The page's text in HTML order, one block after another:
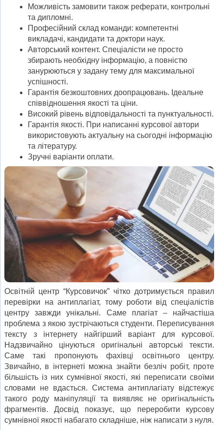
Можливість замовити також реферати, контрольні
та дипломні.
Професійний склад команди: компетентні
викладачі, кандидати та доктори наук.
Авторський контент. Спеціалісти не просто
збирають необхідну інформацію, а повністю
занурюються у задану тему для максимальної
успішності.
Гарантія безкоштовних доопрацювань. Ідеальне
співвідношення якості та ціни.
Високий рівень відповідальності та пунктуальності.
Гарантія якості. При написанні курсової автори
використовують актуальну на сьогодні інформацію
та літературу.
Зручні варіанти оплати.
Освітній центр “Курсовичок” чітко дотримується правил
перевірки на антиплагіат, тому роботи від спеціалістів
центру завжди унікальні. Саме плагіат – найчастіша
проблема з якою зустрічаються студенти. Переписування
тексту з інтернету найгірший варіант для курсової.
Надзвичайно цінуються оригінальні авторські тексти.
Саме такі пропонують фахівці освітнього центру.
Звичайно, в інтернеті можна знайти безліч робіт, проте
більшість із них сумнівної якості, які переписати своїми
словами не вдасться. Система антиплагіату відстежує
такого роду маніпуляції та виявляє не оригінальність
фрагментів. Досвід показує, що переробити курсову
сумнівної якості набагато складніше, ніж написати з нуля.